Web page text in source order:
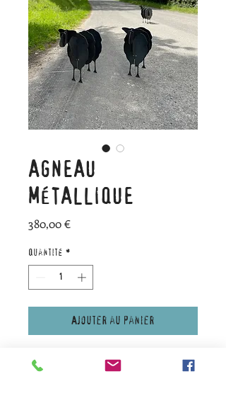
AGNEAU
MÉTALLIQUE
380,00 €Prix
Quantité *
Ajouter au panier
Exclusivité FAFA DES BOIS.